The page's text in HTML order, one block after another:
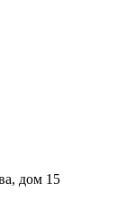
дом 15